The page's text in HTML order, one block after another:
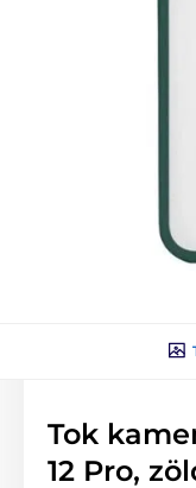
Tok
12 Pro,